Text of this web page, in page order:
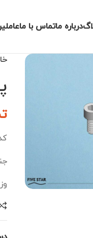
درباره ماتماس با ما
کد